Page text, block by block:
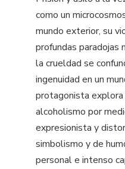
como un
mundo exterior, su
profundas paradojas
la crueldad se
ingenuidad en un
protagonista
alcoholismo por
expresionista y
simbolismo y de
personal e intenso